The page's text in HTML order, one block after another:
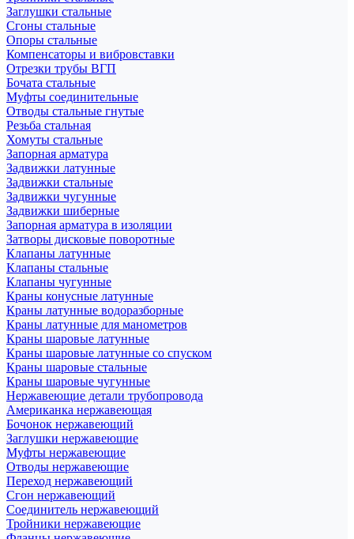
Заглушки стальные
Сгоны стальные
Опоры стальные
Компенсаторы и вибровставки
Отрезки трубы ВГП
Бочата стальные
Муфты соединительные
Отводы стальные гнутые
Резьба стальная
Хомуты стальные
Запорная арматура
Задвижки латунные
Задвижки стальные
Задвижки чугунные
Задвижки шиберные
Запорная арматура в изоляции
Затворы дисковые поворотные
Клапаны латунные
Клапаны стальные
Клапаны чугунные
Краны конусные латунные
Краны латунные водоразборные
Краны латунные для манометров
Краны шаровые латунные
Краны шаровые латунные со спуском
Краны шаровые стальные
Краны шаровые чугунные
Нержавеющие детали трубопровода
Американка нержавеющая
Бочонок нержавеющий
Заглушки нержавеющие
Муфты нержавеющие
Отводы нержавеющие
Переход нержавеющий
Сгон нержавеющий
Соединитель нержавеющий
Тройники нержавеющие